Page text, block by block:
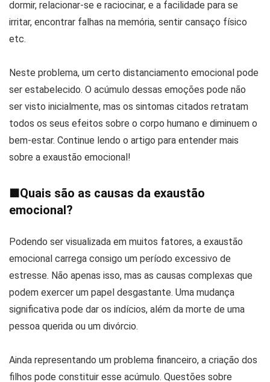
dormir, relacionar-se e raciocinar, e a facilidade para se
irritar, encontrar falhas na memória, sentir cansaço físico
etc.
Neste problema, um certo distanciamento emocional pode
ser estabelecido. O acúmulo dessas emoções pode não
ser visto inicialmente, mas os sintomas citados retratam
todos os seus efeitos sobre o corpo humano e diminuem o
bem-estar. Continue lendo o artigo para entender mais
sobre a exaustão emocional!
■Quais são as causas da exaustão
emocional?
Podendo ser visualizada em muitos fatores, a exaustão
emocional carrega consigo um período excessivo de
estresse. Não apenas isso, mas as causas complexas que
podem exercer um papel desgastante. Uma mudança
significativa pode dar os indícios, além da morte de uma
pessoa querida ou um divórcio.
Ainda representando um problema financeiro, a criação dos
filhos pode constituir esse acúmulo. Questões sobre